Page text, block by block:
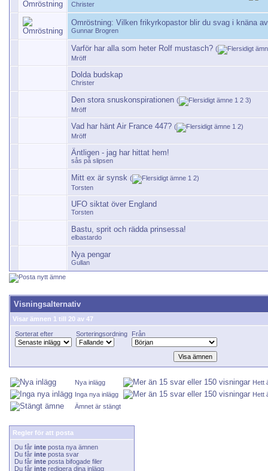
Christer
Omröstning: Vilken frikyrkopastor blir du svag i knäna
Gunnar Brogren
Varför har alla som heter Rolf mustasch? (
Mröff
Dolda budskap
Christer
Den stora snuskonspirationen ( 1 2 3)
Mröff
Vad har hänt Air France 447? ( 1 2)
Mröff
Äntligen - jag har hittat hem!
sås på slipsen
Mitt ex är synsk ( 1 2)
Torsten
UFO siktat över England
Torsten
Bastu, sprit och rädda prinsessa!
elbastardo
Nya pengar
Gullan
Visningsalternativ
Visar ämnen 1 till 20 av 47
Sorterat efter Sorteringsordning Från
Nya inlägg
Hett
Inga nya inlägg
Hett
Ämnet är stängt
Regler för att posta
Du får inte posta nya ämnen
Du får inte posta svar
Du får inte posta bifogade filer
Du får inte redigera dina inlägg